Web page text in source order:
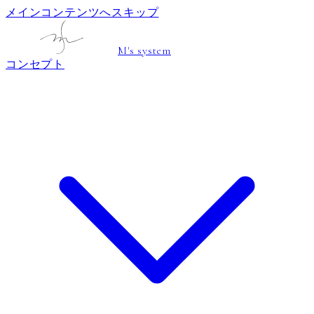
メインコンテンツへスキップ
M's system
コンセプト